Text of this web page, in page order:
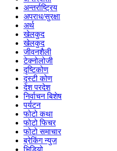
अन्तर्राष्ट्रिय
अपराध/सुरक्षा
अर्थ
खेलकुद
खेलकुद
जीवनशैली
टेक्नोलोजी
दृष्टिकोण
दृस्टी कोण
देश परदेश
निर्वाचन बिशेष
पर्यटन
फोटो कथा
फोटो फिचर
फोटो समाचार
ब्रेकिंग न्युज
भिडियो